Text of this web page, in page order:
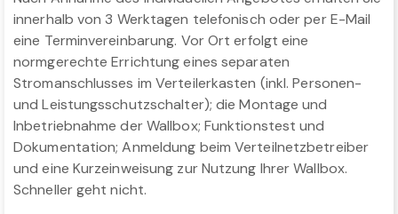
innerhalb von 3 Werktagen telefonisch oder per E-Mail
eine Terminvereinbarung. Vor Ort erfolgt eine
normgerechte Errichtung eines separaten
Stromanschlusses im Verteilerkasten (inkl. Personen-
und Leistungsschutzschalter); die Montage und
Inbetriebnahme der Wallbox; Funktionstest und
Dokumentation; Anmeldung beim Verteilnetzbetreiber
und eine Kurzeinweisung zur Nutzung Ihrer Wallbox.
Schneller geht nicht.